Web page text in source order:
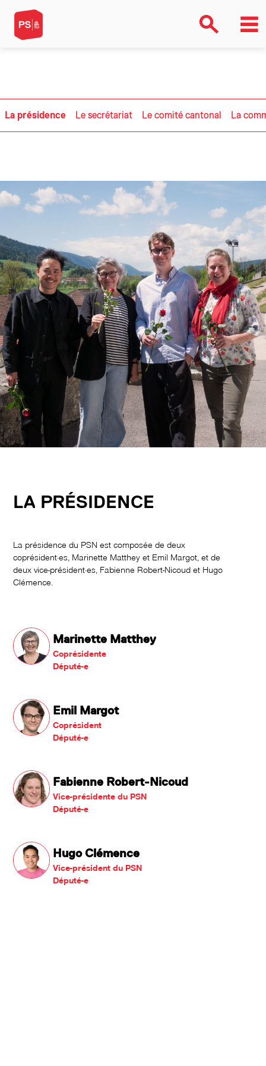
la-presidencela-presidencela-presidencela-presidencela-
presidencela-presidencela-presidencela-presidencela-presidencela-
presidence>ArrayYESYESYESYES
La présidence Le secrétariat Le comité cantonal La
LA PRÉSIDENCE
La présidence du PSN est composée de deux
coprésident·es, Marinette Matthey et Emil Margot, et de
deux vice-président·es, Fabienne Robert-Nicoud et Hugo
Clémence.
Marinette Matthey
Coprésidente
Député-e
Emil Margot
Coprésident
Député-e
Fabienne Robert-Nicoud
Vice-présidente du PSN
Député-e
Hugo Clémence
Vice-président du PSN
Député-e